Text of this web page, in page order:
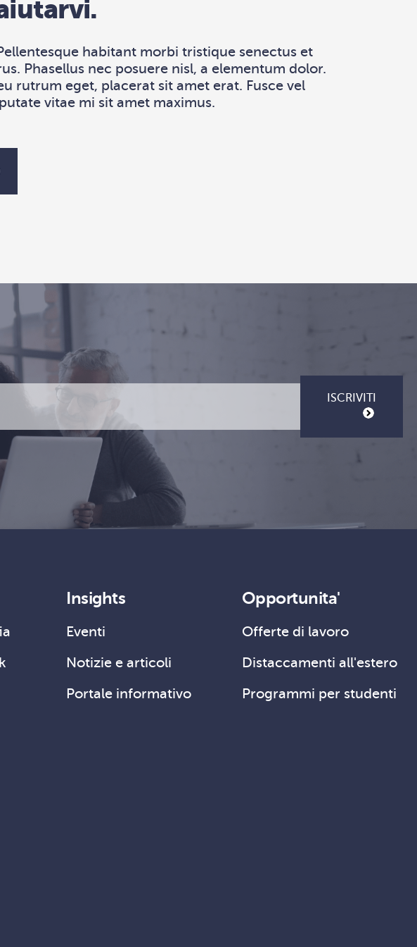
habitant morbi tristique senectus et
Phasellus nec posuere nisl, a elementum dolor.
rutrum eget, placerat sit amet erat. Fusce vel
vitae mi sit amet maximus.
(Obbligatorio)
ISCRIVITI
Insights
Eventi
Notizie e articoli
Portale informativo
Opportunita'
Offerte di lavoro
Distaccamenti all'estero
Programmi per studenti